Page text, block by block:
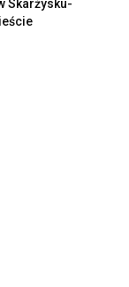
Skarżysku-